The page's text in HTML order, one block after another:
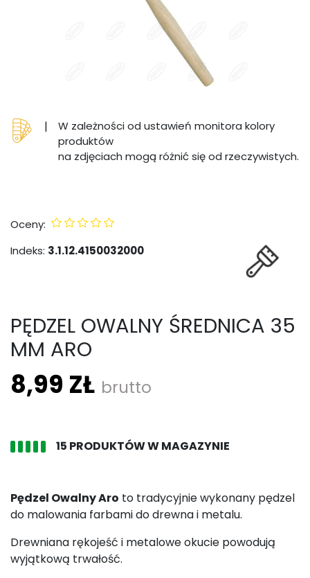
|
W zależności od ustawień monitora kolory
produktów
na zdjęciach mogą różnić się od rzeczywistych.
Oceny:
Indeks: 3.1.12.4150032000
PĘDZEL OWALNY ŚREDNICA 35
MM ARO
8,99 ZŁ brutto
15 PRODUKTÓW W MAGAZYNIE
Pędzel Owalny Aro to tradycyjnie wykonany pędzel
do malowania farbami do drewna i metalu.
Drewniana rękojeść i metalowe okucie powodują
wyjątkową trwałość.